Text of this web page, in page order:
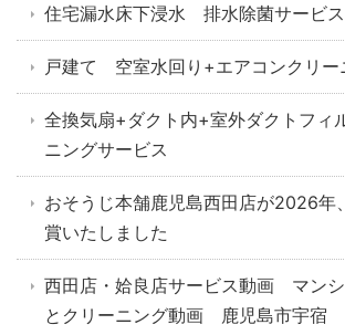
住宅漏水床下浸水 排水除菌サービス
戸建て 空室水回り+エアコンクリー
全換気扇+ダクト内+室外ダクトフィ
ニングサービス
おそうじ本舗鹿児島西田店が2026年
賞いたしました
西田店・姶良店サービス動画 マン
とクリーニング動画 鹿児島市宇宿